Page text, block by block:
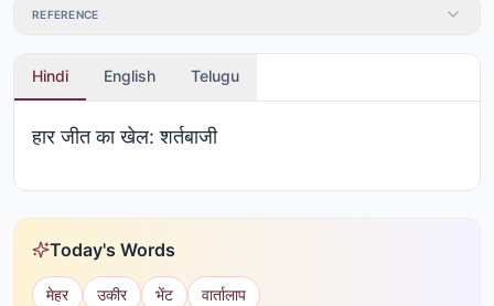
REFERENCE
Hindi English Telugu
हार जीत का खेल: शर्तबाजी
Today's Words
मेहर उकीर भेंट वार्तालाप